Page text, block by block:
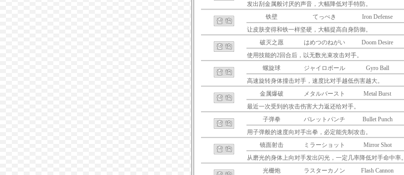
发出刮金属般讨厌的声音，大幅降低对手特防。
铁壁
てっぺき Iron Defense
让皮肤变得和铁一样坚硬，大幅提高自身防御。
破灭之愿
はめつのねがい Doom Desire
使用技能的2回合后，以无数光束攻击对手。
螺旋球
ジャイロボール Gyro Ball
高速旋转身体撞击对手，速度比对手越低伤害越大。
金属爆破
メタルバースト Metal Burst
最近一次受到的攻击伤害大力返还给对手。
子弹拳
バレットパンチ Bullet Punch
用子弹般的速度向对手出拳，必定能先制攻击。
镜面射击
ミラーショット Mirror Shot
从磨光的身体上向对手发出闪光，一定几率降低对手命中率。
光栅炮
ラスターカノン Flash Cannon